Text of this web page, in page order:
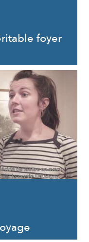
foyer